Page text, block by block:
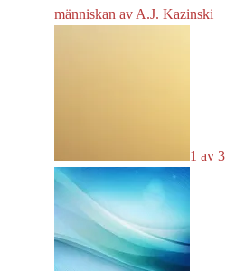
människan av A.J. Kazinski
1 av 3